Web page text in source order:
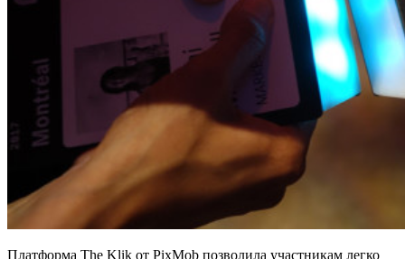
Платформа The Klik от PixMob позволила участникам легко